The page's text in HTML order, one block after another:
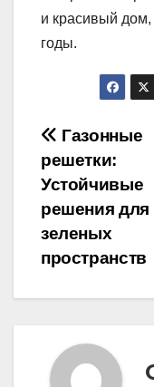
и красивый дом,
годы.
по
записям
Газонные
решетки:
Устойчивые
решения для
зеленых
пространств